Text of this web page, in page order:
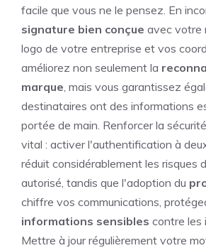
facile que vous ne le pensez. En
signature bien conçue avec votre
logo de votre entreprise et vos
améliorez non seulement la
marque , mais vous garantissez
destinataires ont des informations
portée de main. Renforcer la
vital : activer l'authentification à
réduit considérablement les risques
autorisé, tandis que l'adoption du
chiffre vos communications,
informations sensibles contre les
Mettre à jour régulièrement votre